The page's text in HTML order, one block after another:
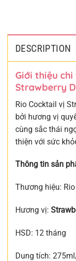
DESCRIPTION
Giới thiệu
Strawberry
Rio Cocktail vị
bởi hương vị
cùng sắc thái
thiện với sức
Thông tin sản
Thương hiệu: Rio
Hương vị:
HSD: 12 tháng
Dung tích: